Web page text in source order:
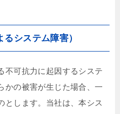
システム障害）
不可抗力に起因するシステ
かの被害が生じた場合、一
とします。当社は、本シス